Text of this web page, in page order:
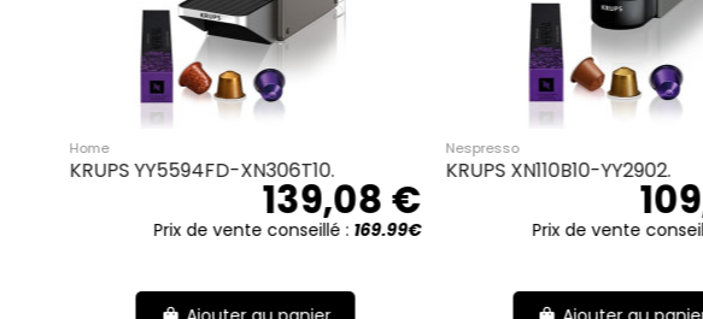
Nespresso
KRUPS YY5594FD-XN306.
139,08 €
Prix de vente conseillé :169.99€
KRUPS YY5593FD-XN306310.
Prix de vente conseillé :